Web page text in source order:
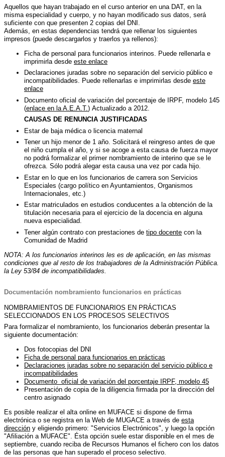
Aquellos que hayan trabajado en el curso anterior en una DAT, en la
misma especialidad y cuerpo, y no hayan modificado sus datos, será
suficiente con que presenten 2 copias del DNI.
Además, en estas dependencias tendrá que rellenar los siguientes
impresos (puede descargarlos y traerlos ya rellenos):
Ficha de personal para funcionarios interinos. Puede rellenarla e
imprimirla desde este enlace
Declaraciones juradas sobre no separación del servicio público e
incompatibilidades. Puede rellenarlas e imprimirlas desde este
enlace
Documento oficial de variación del porcentaje de IRPF, modelo 145
(enlace en la A.E.A.T. ) Actualizado a 2012.
CAUSAS DE RENUNCIA JUSTIFICADAS
Estar de baja médica o licencia maternal
Tener un hijo menor de 1 año. Solicitará el reingreso antes de que
el niño cumpla el año, y si se acoge a esta causa de fuerza mayor
no podrá formalizar el primer nombramiento de interino que se le
ofrezca. Sólo podrá alegar esta causa una vez por cada hijo.
Estar en lo que en los funcionarios de carrera son Servicios
Especiales (cargo político en Ayuntamientos, Organismos
Internacionales, etc.)
Estar matriculados en estudios conducentes a la obtención de la
titulación necesaria para el ejercicio de la docencia en alguna
nueva especialidad.
Tener algún contrato con prestaciones de tipo docente con la
Comunidad de Madrid
NOTA: A los funcionarios interinos les es de aplicación, en las mismas
condiciones que al resto de los trabajadores de la Administración Pública.
la Ley 53/84 de incompatibilidades.
Documentación nombramiento funcionarios en prácticas
NOMBRAMIENTOS DE FUNCIONARIOS EN PRÁCTICAS
SELECCIONADOS EN LOS PROCESOS SELECTIVOS
Para formalizar el nombramiento, los funcionarios deberán presentar la
siguiente documentación:
Dos fotocopias del DNI
Ficha de personal para funcionarios en prácticas
Declaraciones juradas sobre no separación del servicio público e
incompatibilidades
Documento oficial de variación del porcentaje IRPF, modelo 45
Presentación de copia de la diligencia firmada por la dirección del
centro asignado
Es posible realizar el alta online en MUFACE si dispone de firma
electrónica o se registra en la Web de MUGACE a través de esta
dirección y eligiendo primero: "Servicios Electrónicos", y luego la opción
"Afiliación a MUFACE". Ésta opción suele estar disponible en el mes de
septiembre, cuando reciba de Recursos Humanos el fichero con los datos
de las personas que han superado el proceso selectivo.